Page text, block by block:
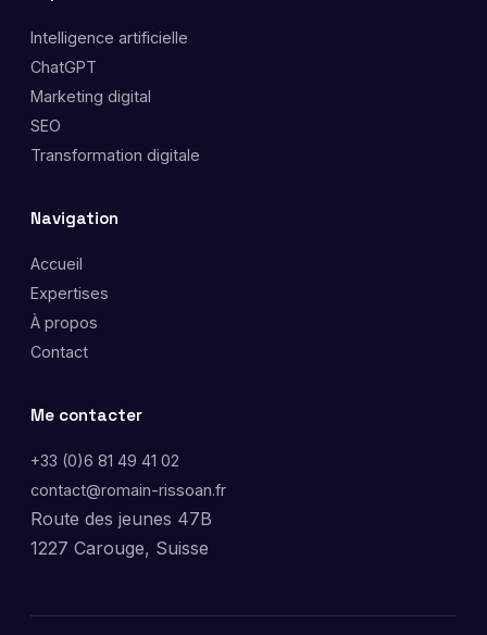
Intelligence artificielle
ChatGPT
Marketing digital
SEO
Transformation digitale
Navigation
Accueil
Expertises
À propos
Contact
Me contacter
+33 (0)6 81 49 41 02
contact@romain-rissoan.fr
Route des jeunes 47B
1227 Carouge, Suisse